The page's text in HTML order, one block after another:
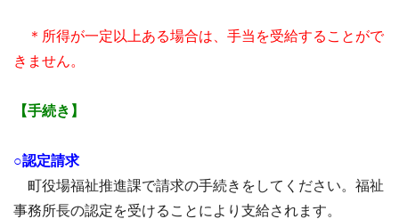
＊所得が一定以上ある場合は、手当を受給することがで
きません。
【手続き】
○認定請求
町役場福祉推進課で請求の手続きをしてください。福祉
事務所長の認定を受けることにより支給されます。